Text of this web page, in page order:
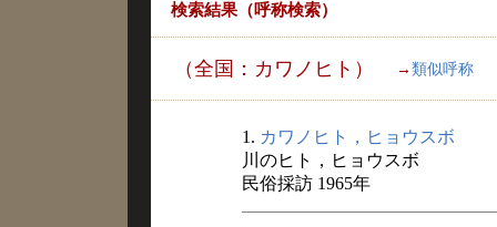
検索結果（呼称検索）
（全国：カワノヒト） → 類似呼称
1. カワノヒト，ヒョウスボ
川のヒト，ヒョウスボ
民俗採訪 1965年